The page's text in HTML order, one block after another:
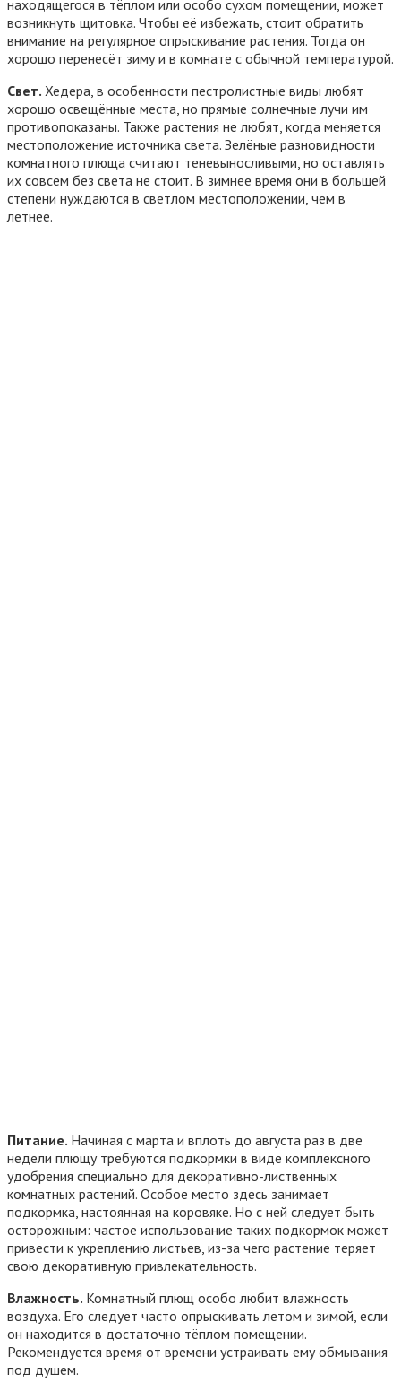
находящегося в тёплом или особо сухом помещении, может
возникнуть щитовка. Чтобы её избежать, стоит обратить
внимание на регулярное опрыскивание растения. Тогда он
хорошо перенесёт зиму и в комнате с обычной температурой.
Свет. Хедера, в особенности пестролистные виды любят
хорошо освещённые места, но прямые солнечные лучи им
противопоказаны. Также растения не любят, когда меняется
местоположение источника света. Зелёные разновидности
комнатного плюща считают теневыносливыми, но оставлять
их совсем без света не стоит. В зимнее время они в большей
степени нуждаются в светлом местоположении, чем в
летнее.
Питание. Начиная с марта и вплоть до августа раз в две
недели плющу требуются подкормки в виде комплексного
удобрения специально для декоративно-лиственных
комнатных растений. Особое место здесь занимает
подкормка, настоянная на коровяке. Но с ней следует быть
осторожным: частое использование таких подкормок может
привести к укреплению листьев, из-за чего растение теряет
свою декоративную привлекательность.
Влажность. Комнатный плющ особо любит влажность
воздуха. Его следует часто опрыскивать летом и зимой, если
он находится в достаточно тёплом помещении.
Рекомендуется время от времени устраивать ему обмывания
под душем.